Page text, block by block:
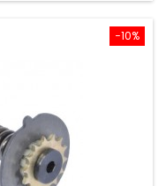
−10%